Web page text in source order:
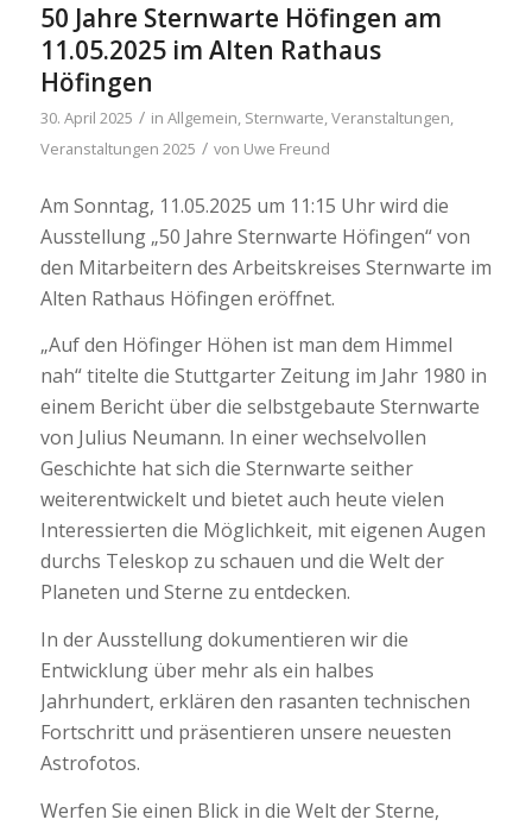
50 Jahre Sternwarte Höfingen am
11.05.2025 im Alten Rathaus
Höfingen
30. April 2025 / in Allgemein, Sternwarte,Veranstaltungen,
Veranstaltungen 2025 / von Uwe Freund
Am Sonntag, 11.05.2025 um 11:15 Uhr wird die
Ausstellung „50 Jahre Sternwarte Höfingen“ von
den Mitarbeitern des Arbeitskreises Sternwarte im
Alten Rathaus Höfingen eröffnet.
„Auf den Höfinger Höhen ist man dem Himmel
nah“ titelte die Stuttgarter Zeitung im Jahr 1980 in
einem Bericht über die selbstgebaute Sternwarte
von Julius Neumann. In einer wechselvollen
Geschichte hat sich die Sternwarte seither
weiterentwickelt und bietet auch heute vielen
Interessierten die Möglichkeit, mit eigenen Augen
durchs Teleskop zu schauen und die Welt der
Planeten und Sterne zu entdecken.
In der Ausstellung dokumentieren wir die
Entwicklung über mehr als ein halbes
Jahrhundert, erklären den rasanten technischen
Fortschritt und präsentieren unsere neuesten
Astrofotos.
Werfen Sie einen Blick in die Welt der Sterne,